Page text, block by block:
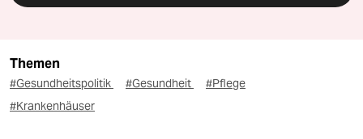
Themen
#Gesundheitspolitik #Gesundheit
#Pflege
#Krankenhäuser